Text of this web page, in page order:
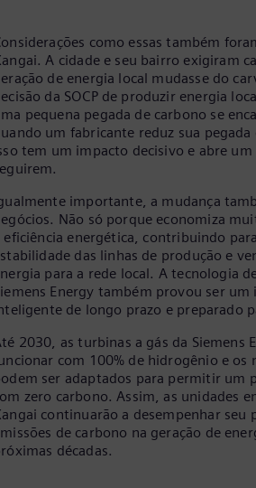
como essas também
A cidade e seu bairro exigiram
de energia local mudasse do
da SOCP de produzir energia
pequena pegada de carbono se
um fabricante reduz sua pegada
tem um impacto decisivo e abre
importante, a mudança
Não só porque economiza
eficiência energética, contribuindo
das linhas de produção e
para a rede local. A tecnologia
Energy também provou ser
de longo prazo e preparado
2030, as turbinas a gás da Siemens
com 100% de hidrogênio e os
ser adaptados para permitir um
zero carbono. Assim, as unidades
continuarão a desempenhar seu
de carbono na geração de
décadas.